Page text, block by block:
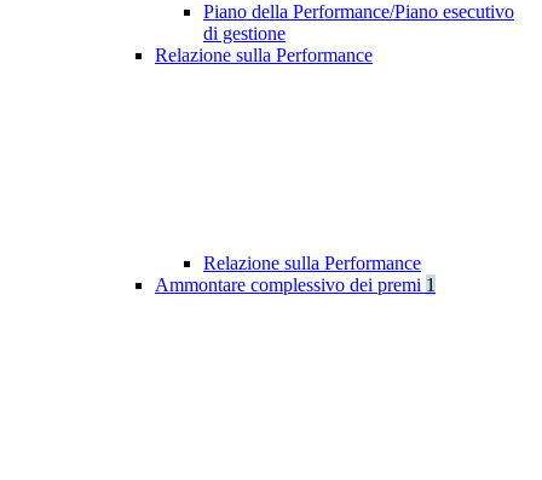
Piano della Performance/Piano esecutivo
di gestione
Relazione sulla Performance
Relazione sulla Performance
Ammontare complessivo dei premi 1